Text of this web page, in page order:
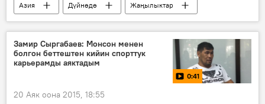
Азия Дүйнөдө Жаңылыктар
Замир Сыргабаев: Монсон менен
болгон беттештен кийин спорттук
карьерамды аяктадым
0:41
20 Аяк оона 2015, 18:55